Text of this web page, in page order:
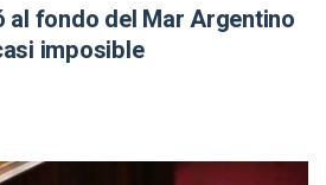
al fondo del Mar Argentino
imposible